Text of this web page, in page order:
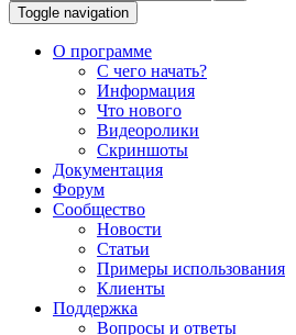
Toggle navigation
О программе
С чего начать?
Информация
Что нового
Видеоролики
Скриншоты
Документация
Форум
Сообщество
Новости
Статьи
Примеры использования
Клиенты
Поддержка
Вопросы и ответы